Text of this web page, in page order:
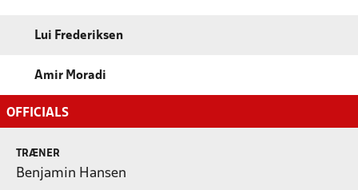
Lui Frederiksen
Amir Moradi
OFFICIALS
TRÆNER
Benjamin Hansen